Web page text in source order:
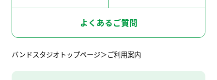
BOT-SAKAI
堺-深井駅前店
お問い合わせ
よくあるご質問
バンドスタジオトップページ ご利用案内